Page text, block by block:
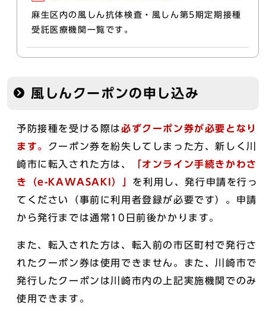
麻生区内の風しん抗体検査・風しん第5期定期接種
受託医療機関一覧です。
風しんクーポンの申し込み
予防接種を受ける際は必ずクーポン券が必要となり
ます。 クーポン券を紛失してしまった方、新しく川
崎市に転入された方は、
「オンライン手続きかわさ
き（e-KAWASAKI）」 を利用し、発行申請を行っ
てください（事前に利用者登録が必要です）。申請
から発行までは通常10日前後かかります。
また、転入された方は、転入前の市区町村で発行さ
れたクーポン券は使用できません。また、川崎市で
発行したクーポンは川崎市内の上記実施機関でのみ
使用できます。